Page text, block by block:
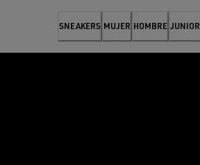
SNEAKERS MUJER HOMBRE JUNIOR